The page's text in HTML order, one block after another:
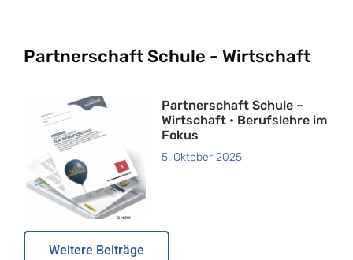
Partnerschaft Schule - Wirtschaft
Partnerschaft Schule –
Wirtschaft • Berufslehre im
Fokus
5. Oktober 2025
Weitere Beiträge